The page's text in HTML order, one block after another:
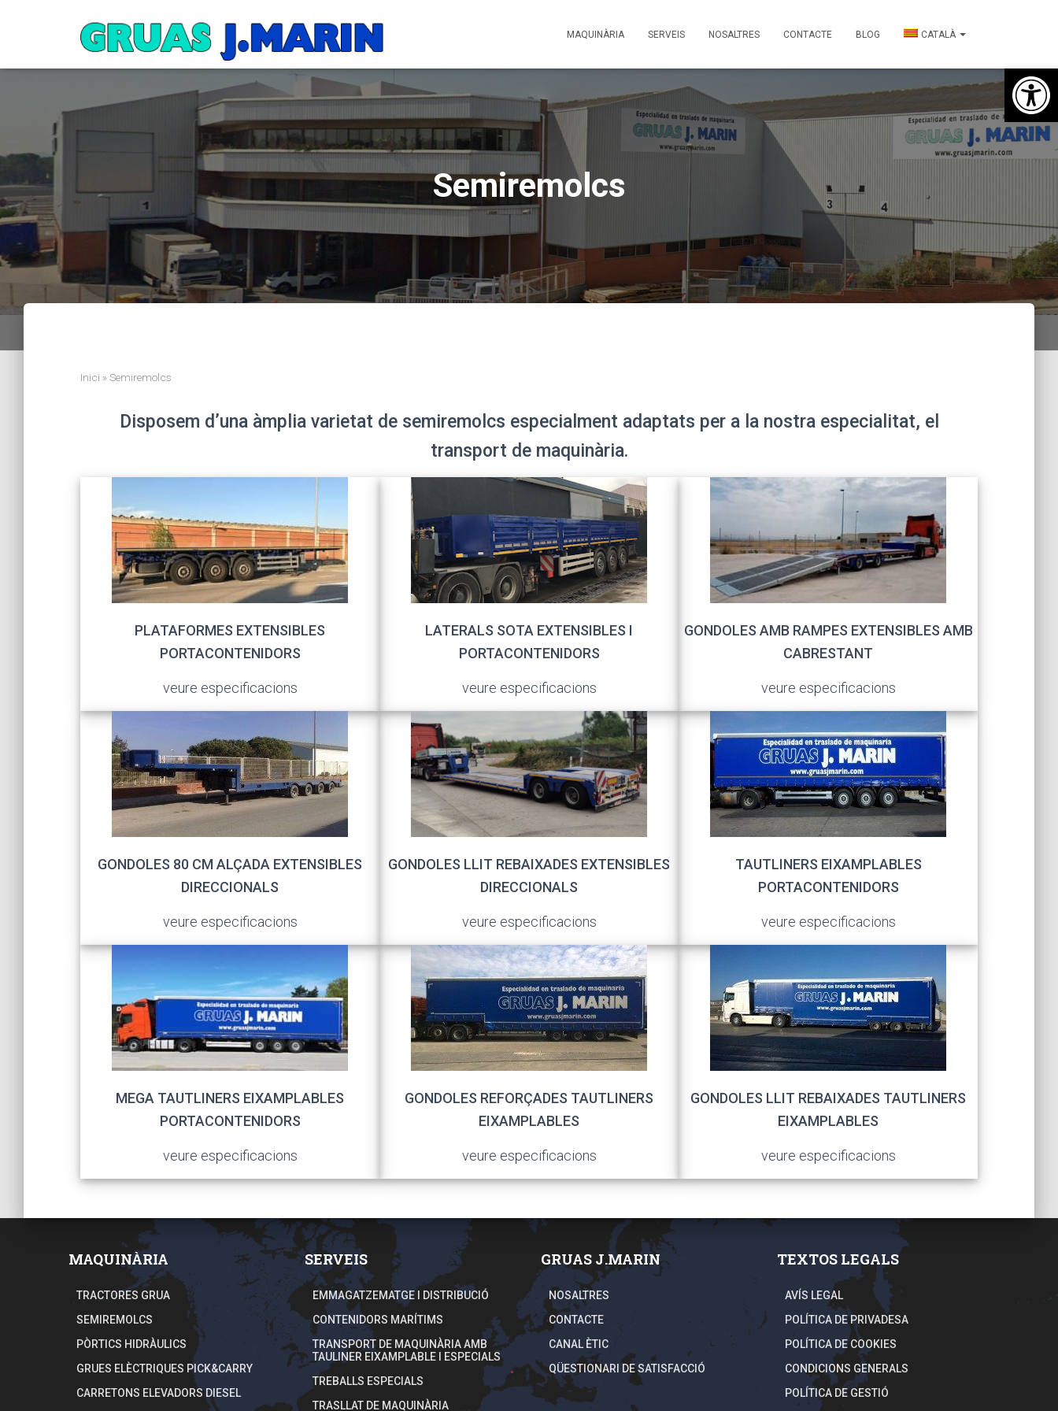
Obre la barra d'eines
MAQUINÀRIA SERVEIS NOSALTRES CONTACTE BLOG CATALÀ
Semiremolcs
Inici »Semiremolcs
Disposem d’una àmplia varietat de semiremolcs especialment adaptats per a la nostra especialitat, el
transport de maquinària.
PLATAFORMES EXTENSIBLES
PORTACONTENIDORS
veure especificacions
LATERALS SOTA EXTENSIBLES I
PORTACONTENIDORS
veure especificacions
GONDOLES AMB RAMPES EXTENSIBLES AMB
CABRESTANT
veure especificacions
GONDOLES 80 CM ALÇADA EXTENSIBLES
DIRECCIONALS
veure especificacions
GONDOLES LLIT REBAIXADES EXTENSIBLES
DIRECCIONALS
veure especificacions
TAUTLINERS EIXAMPLABLES
PORTACONTENIDORS
veure especificacions
MEGA TAUTLINERS EIXAMPLABLES
PORTACONTENIDORS
veure especificacions
GONDOLES REFORÇADES TAUTLINERS
EIXAMPLABLES
veure especificacions
GONDOLES LLIT REBAIXADES TAUTLINERS
EIXAMPLABLES
veure especificacions
MAQUINÀRIA
TRACTORES GRUA
SEMIREMOLCS
PÒRTICS HIDRÀULICS
GRUES ELÈCTRIQUES PICK&CARRY
CARRETONS ELEVADORS DIESEL
SERVEIS
EMMAGATZEMATGE I DISTRIBUCIÓ
CONTENIDORS MARÍTIMS
TRANSPORT DE MAQUINÀRIA AMB
TAULINER EIXAMPLABLE I ESPECIALS
TREBALLS ESPECIALS
TRASLLAT DE MAQUINÀRIA
GRUAS J.MARIN
NOSALTRES
CONTACTE
CANAL ÈTIC
QÜESTIONARI DE SATISFACCIÓ
TEXTOS LEGALS
AVÍS LEGAL
POLÍTICA DE PRIVADESA
POLÍTICA DE COOKIES
CONDICIONS GENERALS
POLÍTICA DE GESTIÓ